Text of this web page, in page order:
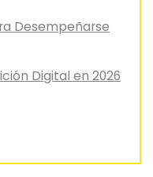
Desempeñarse
Digital en 2026